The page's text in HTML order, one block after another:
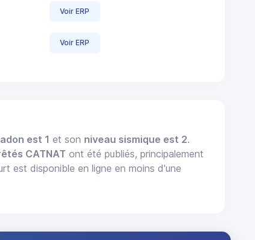
Voir ERP
Voir ERP
est 1 et son niveau sismique est 2.
CATNAT ont été publiés, principalement
est disponible en ligne en moins d'une